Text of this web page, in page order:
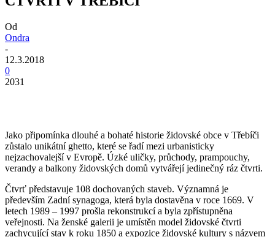
Od
Ondra
-
12.3.2018
0
2031
Jako připomínka dlouhé a bohaté historie židovské obce v Třebíči
zůstalo unikátní ghetto, které se řadí mezi urbanisticky
nejzachovalejší v Evropě. Úzké uličky, průchody, prampouchy,
verandy a balkony židovských domů vytvářejí jedinečný ráz čtvrti.
Čtvrť představuje 108 dochovaných staveb. Významná je
především Zadní synagoga, která byla dostavěna v roce 1669. V
letech 1989 – 1997 prošla rekonstrukcí a byla zpřístupněna
veřejnosti. Na ženské galerii je umístěn model židovské čtvrti
zachycující stav k roku 1850 a expozice židovské kultury s názvem